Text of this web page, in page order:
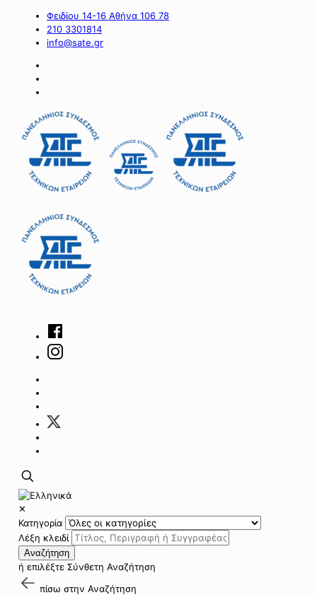
Φειδίου 14-16 Αθήνα 106 78
210 3301814
info@sate.gr
✕
Κατηγορία
Λέξη κλειδί
Αναζήτηση
ή επιλέξτε Σύνθετη Αναζήτηση
πίσω στην Αναζήτηση